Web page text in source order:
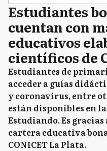
Estudiantes
cuentan con
educativos
científicos de
Estudiantes de
acceder a guías
y coronavirus, entre
están disponibles en
Estudiando. Es
cartera educativa
CONICET La Plata.